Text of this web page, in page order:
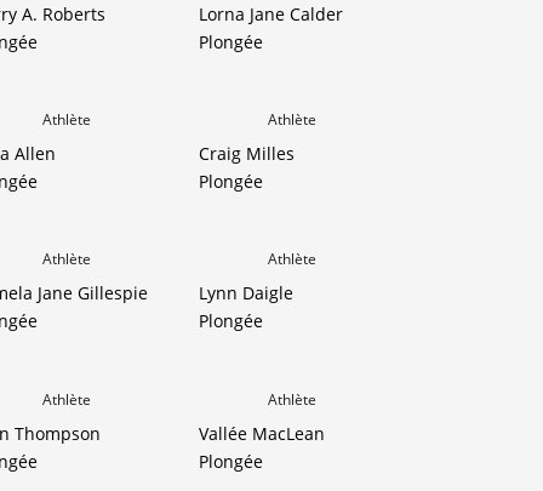
A. Roberts
Lorna Jane Calder
Plongée
Athlète
Allen
Athlète
Craig Milles
Plongée
Athlète
Jane Gillespie
Athlète
Lynn Daigle
Plongée
Athlète
Thompson
Athlète
Vallée MacLean
Plongée